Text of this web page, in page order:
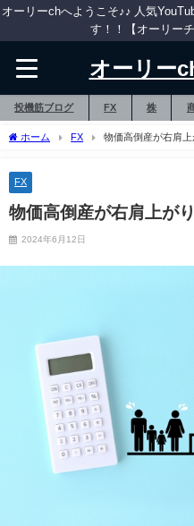
オーリーchへようこそ♪♪ 人気
す！！【オーリー
オーリー
投機筋ブログ FX 株
ホーム FX 物価高倒産が右肩上
FX
物価高倒産が右肩上が
2024年6月12日